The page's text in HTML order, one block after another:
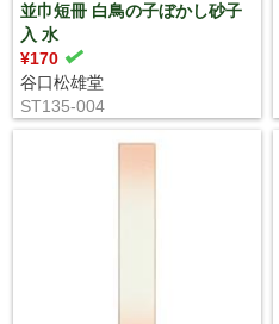
並巾短冊 白鳥の子ぼかし砂子
入 水
¥170
谷口松雄堂
ST135-004